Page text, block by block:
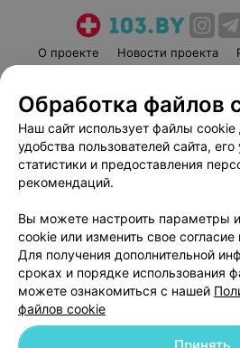
О проекте Новости проекта
Пользовательское соглашение
Вакансии
Написать
Обработка
Обработка файлов
Наш сайт использует файлы cookie
удобства пользователей сайта,
статистики и предоставления
рекомендаций.
Вы можете настроить параметры
cookie или изменить свое
Для получения дополнительной
сроках и порядке использования
можете ознакомиться с нашей
файлов cookie